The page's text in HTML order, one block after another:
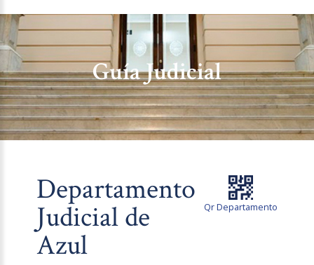
Guía Judicial
Qr Departamento
Departamento
Judicial de
Azul